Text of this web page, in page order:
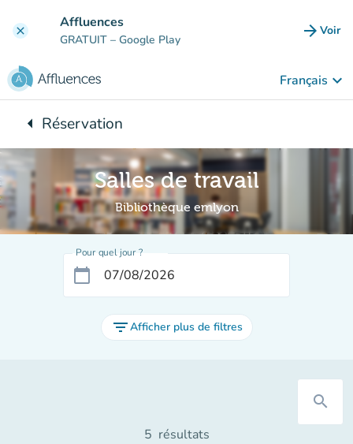
clear Affluences
GRATUIT – Google Play arrow_forward Voir
Français keyboard_arrow_down
arrow_leftRetour à :
Réservation
Salles de travail
Bibliothèque emlyon
Pour quel jour ?
calendar_today
filter_listAfficher plus de filtres
search
5 résultats